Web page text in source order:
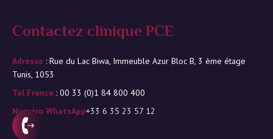
Contactez clinique PCE
Adresse : Rue du Lac Biwa, Immeuble Azur Bloc B, 3 ème étage
Tunis, 1053
Tél France : 00 33 (0)1 84 800 400
Numéro WhatsApp+33 6 35 23 57 12